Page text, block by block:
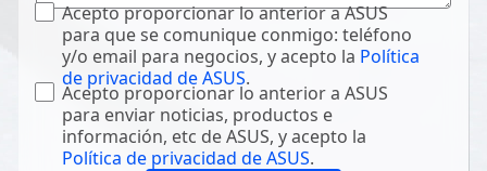
Acepto proporcionar lo anterior a ASUS
para que se comunique conmigo: teléfono
y/o email para negocios, y acepto la Política
de privacidad de ASUS.
Acepto proporcionar lo anterior a ASUS
para enviar noticias, productos e
información, etc de ASUS, y acepto la
Política de privacidad de ASUS.